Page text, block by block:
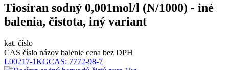
Tiosíran sodný 0,001mol/l (N/1000) - iné
balenia, čistota, iný variant
kat. číslo
CAS číslo názov balenie cena bez DPH
L00217-1KGCAS: 7772-98-7